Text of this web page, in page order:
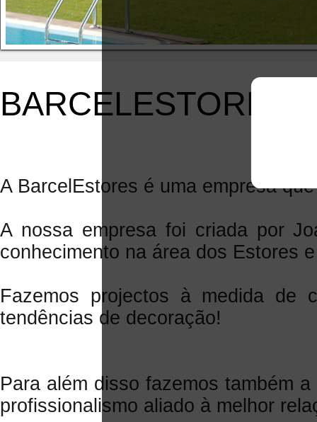
BARCELESTORES
A BarcelEstores é uma empresa
A nossa empresa foi criada por
conhecimento na área dos Estores
Fazemos projectos à medida de
tendências de decoração!
Para além disso fazemos também
profissionalismo aliado à melhor